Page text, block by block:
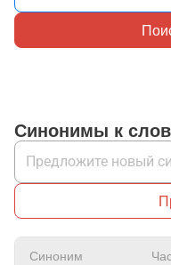
Синонимы к
Синоним